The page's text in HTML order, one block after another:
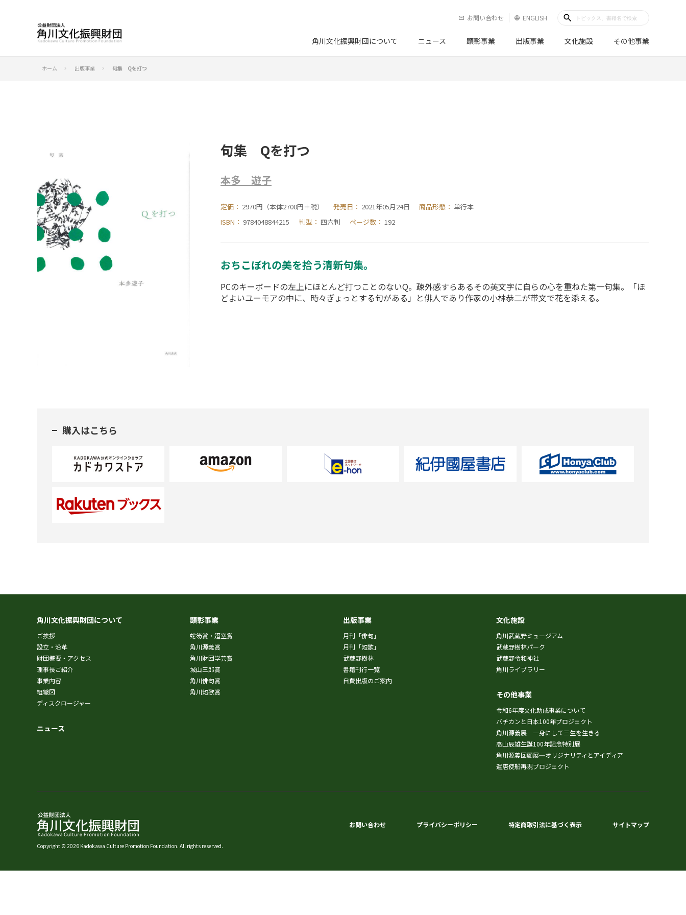
mail_outline お問い合わせ language ENGLISH search
角川文化振興財団について ニュース 顕彰事業 出版事業 文化施設 その他事業
ホーム keyboard_arrow_right 出版事業 keyboard_arrow_right 句集 Qを打つ
句集 Qを打つ
本多 遊子
定価： 2970円（本体2700円＋税） 発売日： 2021年05月24日 商品形態： 単行本
ISBN： 9784048844215 判型： 四六判 ページ数： 192
おちこぼれの美を拾う清新句集。
PCのキーボードの左上にほとんど打つことのないQ。疎外感すらあるその英文字に自らの心を重ねた第一句集。「ほ
どよいユーモアの中に、時々ぎょっとする句がある」と俳人であり作家の小林恭二が帯文で花を添える。
購入はこちら
角川文化振興財団について
ご挨拶
設立・沿革
財団概要・アクセス
理事長ご紹介
事業内容
組織図
ディスクロージャー
ニュース
顕彰事業
蛇笏賞・迢空賞
角川源義賞
角川財団学芸賞
城山三郎賞
角川俳句賞
角川短歌賞
出版事業
月刊「俳句」
月刊「短歌」
武蔵野樹林
書籍刊行一覧
自費出版のご案内
文化施設
角川武蔵野ミュージアム
武蔵野樹林パーク
武蔵野令和神社
角川ライブラリー
その他事業
令和6年度文化助成事業について
バチカンと日本100年プロジェクト
角川源義展 一身にして三生を生きる
高山辰雄生誕100年記念特別展
角川源義回顧展─オリジナリティとアイディア
遣唐使船再現プロジェクト
お問い合わせ プライバシーポリシー 特定商取引法に基づく表示 サイトマップ
Copyright © 2026 Kadokawa Culture Promotion Foundation. All rights reserved.